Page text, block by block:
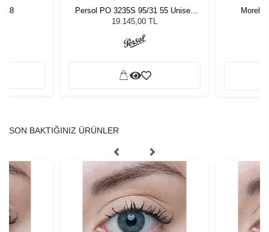
48
Persol PO 3235S 95/31 55 Unisex
Güneş Gözlüğü
19.145,00 TL
Morel
SON BAKTIĞINIZ ÜRÜNLER